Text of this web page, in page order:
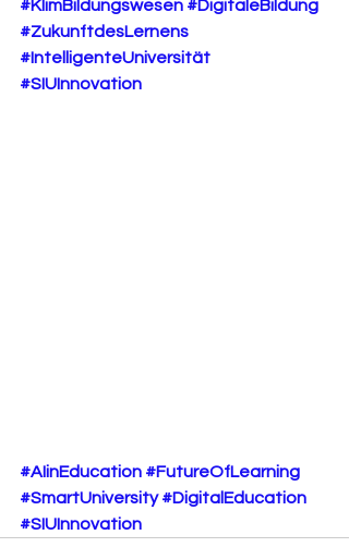
#KIimBildungswesen #DigitaleBildung
#ZukunftdesLernens
#IntelligenteUniversität
#SIUInnovation
#AIinEducation #FutureOfLearning
#SmartUniversity #DigitalEducation
#SIUInnovation